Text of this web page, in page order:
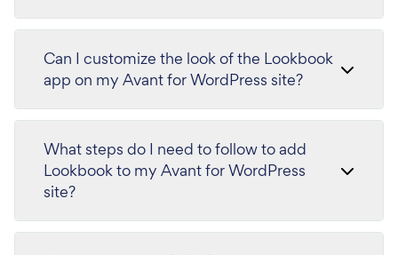
Can I customize the look of the Lookbook
app on my Avant for WordPress site?
What steps do I need to follow to add
Lookbook to my Avant for WordPress
site?